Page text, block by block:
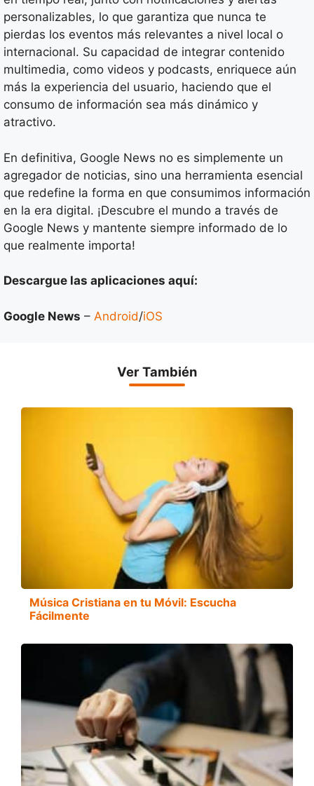
personalizables, lo que garantiza que nunca te
pierdas los eventos más relevantes a nivel local o
internacional. Su capacidad de integrar contenido
multimedia, como videos y podcasts, enriquece aún
más la experiencia del usuario, haciendo que el
consumo de información sea más dinámico y
atractivo.
En definitiva, Google News no es simplemente un
agregador de noticias, sino una herramienta esencial
que redefine la forma en que consumimos información
en la era digital. ¡Descubre el mundo a través de
Google News y mantente siempre informado de lo
que realmente importa!
Descargue las aplicaciones aquí:
Google News – Android/iOS
Ver También
Música Cristiana en tu Móvil: Escucha
Fácilmente